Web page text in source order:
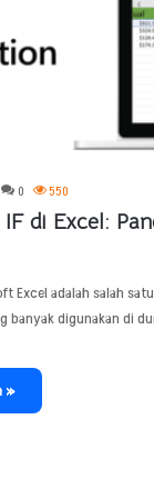
0 550
di Excel:
Excel adalah salah
banyak digunakan di
»